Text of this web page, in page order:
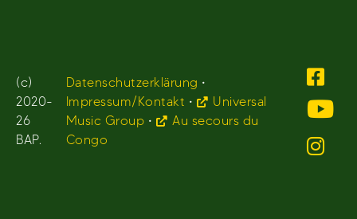
(c)
2020-
26
BAP.
Datenschutzerklärung •
Impressum/Kontakt •
Universal
Music Group •
Au secours du
Congo